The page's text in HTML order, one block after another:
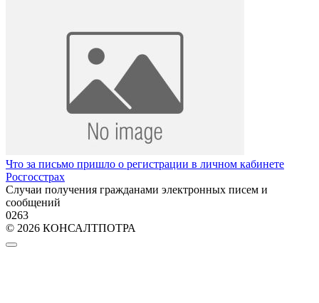
Что за письмо пришло о регистрации в личном кабинете
Росгосстрах
Случаи получения гражданами электронных писем и
сообщений
0263
© 2026 КОНСАЛТПОТРА